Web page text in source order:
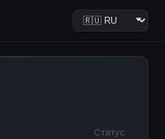
Статус